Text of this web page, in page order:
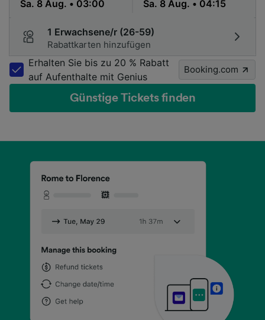
1 Erwachsene/r (26-59)
Rabattkarten hinzufügen
Erhalten Sie bis zu 20 % Rabatt
auf Aufenthalte mit Genius
Booking.com
Günstige Tickets finden